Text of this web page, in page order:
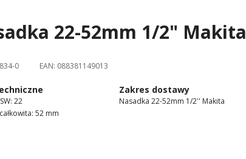
22-52mm 1/2" Makita
0 EAN: 088381149013
22
52 mm
Zakres dostawy
Nasadka 22-52mm 1/2'' Makita